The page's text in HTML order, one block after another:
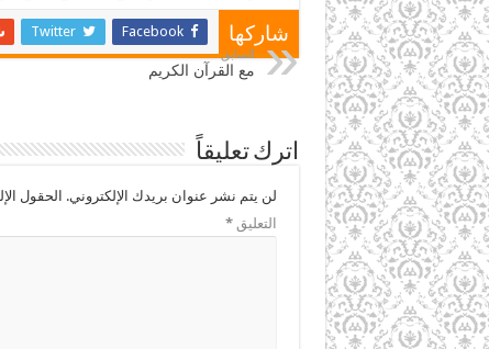
شاركها Facebook
Twitter
السابق
مع القرآن الكريم
اترك تعليقاً
لن يتم نشر عنوان بريدك الإلكتروني. الحقول
التعليق*